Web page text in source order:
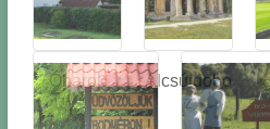
Óbarok
Alcsútdobo
z